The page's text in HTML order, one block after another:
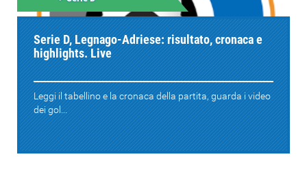
Serie D, Legnago-Adriese: risultato, cronaca e
highlights. Live
Leggi il tabellino e la cronaca della partita, guarda i video
dei gol...